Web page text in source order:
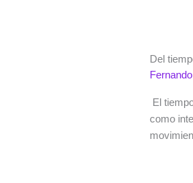
Del
El
como